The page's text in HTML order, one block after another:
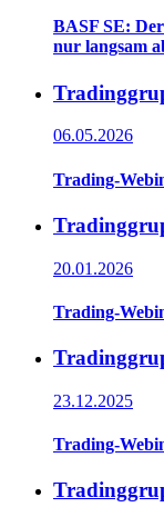
BASF SE:
nur langsam
06.05.2026
Trading-
20.01.2026
Trading-
23.12.2025
Trading-